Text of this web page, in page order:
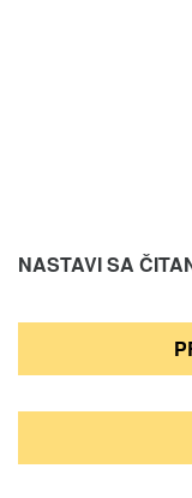
NASTAVI SA
Кретање